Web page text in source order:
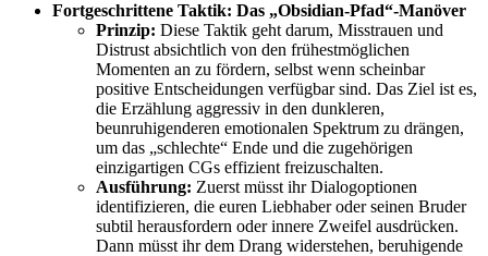
Fortgeschrittene Taktik: Das „Obsidian-Pfad“-Manöver
Prinzip: Diese Taktik geht darum, Misstrauen und
Distrust absichtlich von den frühestmöglichen
Momenten an zu fördern, selbst wenn scheinbar
positive Entscheidungen verfügbar sind. Das Ziel ist es,
die Erzählung aggressiv in den dunkleren,
beunruhigenderen emotionalen Spektrum zu drängen,
um das „schlechte“ Ende und die zugehörigen
einzigartigen CGs effizient freizuschalten.
Ausführung: Zuerst müsst ihr Dialogoptionen
identifizieren, die euren Liebhaber oder seinen Bruder
subtil herausfordern oder innere Zweifel ausdrücken.
Dann müsst ihr dem Drang widerstehen, beruhigende